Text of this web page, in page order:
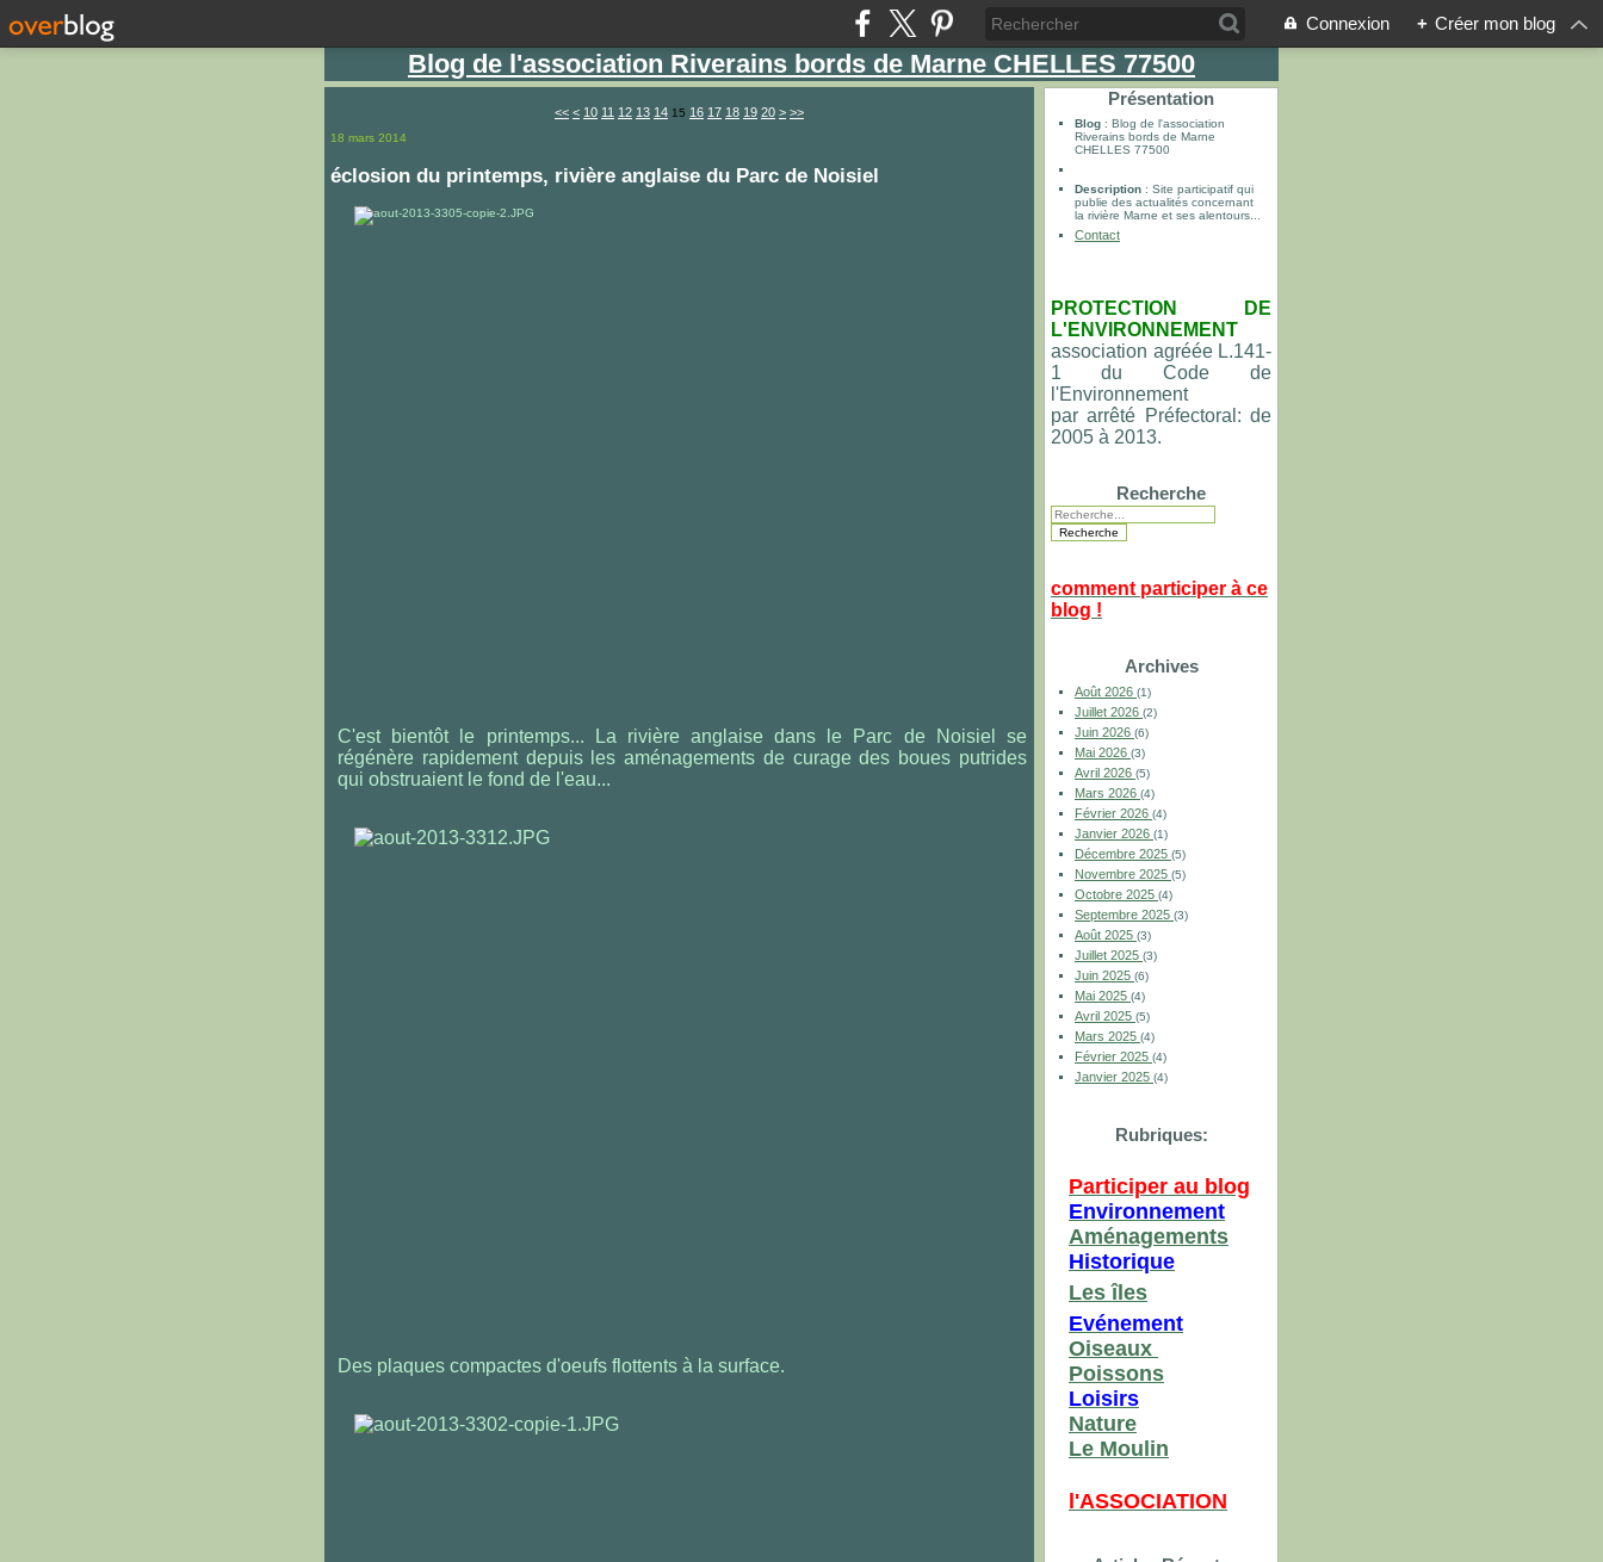
Connexion + Créer mon blog
Blog de l'association Riverains bords de Marne CHELLES 77500
<< < 10 11 12 13 14 15 16 17 18 19 20 > >>
18 mars 2014
éclosion du printemps, rivière anglaise du Parc de Noisiel
C'est bientôt le printemps... La rivière anglaise dans le Parc de Noisiel se
régénère rapidement depuis les aménagements de curage des boues putrides
qui obstruaient le fond de l'eau...
Des plaques compactes d'oeufs flottents à la surface.
Présentation
Blog : Blog de l'association
Riverains bords de Marne
CHELLES 77500
Description : Site participatif qui
publie des actualités concernant
la rivière Marne et ses alentours...
Contact
PROTECTION DE
L'ENVIRONNEMENT
association agréée L.141-
1
du Code de
l'Environnement
par arrêté Préfectoral: de
2005 à 2013.
Recherche
comment participer à ce
blog !
Archives
Août 2026 (1)
Juillet 2026 (2)
Juin 2026 (6)
Mai 2026 (3)
Avril 2026 (5)
Mars 2026 (4)
Février 2026 (4)
Janvier 2026 (1)
Décembre 2025 (5)
Novembre 2025 (5)
Octobre 2025 (4)
Septembre 2025 (3)
Août 2025 (3)
Juillet 2025 (3)
Juin 2025 (6)
Mai 2025 (4)
Avril 2025 (5)
Mars 2025 (4)
Février 2025 (4)
Janvier 2025 (4)
Rubriques:
Participer au blog
Environnement
Aménagements
Historique
Les îles
Evénement
Oiseaux
Poissons
Loisirs
Nature
Le Moulin
l'ASSOCIATION